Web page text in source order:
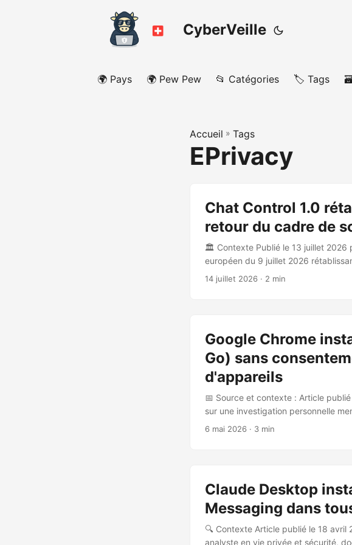
CyberVeille
🌍 Pays 🌍 Pew Pew 📂 Catégories 🏷️ Tags
Accueil » Tags
EPrivacy
Chat Control 1.0
retour du cadre de
🏛️ Contexte Publié le 13 juillet 2026
européen du 9 juillet 2026
quelques mois après son expiration
liées au chiffrement de bout en bout.
14 juillet 2026 · 2 min
Google Chrome
Go) sans
d'appareils
📅 Source et contexte : Article
sur une investigation personnelle
journaux système macOS
6 mai 2026 · 3 min
Claude Desktop
Messaging dans
🔍 Contexte Article publié le 18 avril
analyste en vie privée et sécurité,